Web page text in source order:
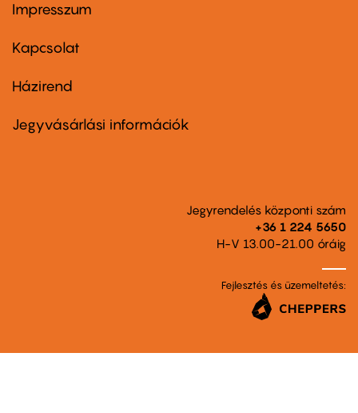
Footer
first
Impresszum
Kapcsolat
Footer
second
Házirend
Jegyvásárlási információk
Jegyrendelés központi szám
+36 1 224 5650
H-V 13.00-21.00 óráig
Fejlesztés és üzemeltetés: